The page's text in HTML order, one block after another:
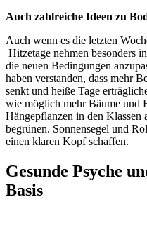
Auch zahlreiche Ideen zu
Auch wenn es die letzten
Hitzetage nehmen besonders
die neuen Bedingungen
haben verstanden, dass mehr
senkt und heiße Tage
wie möglich mehr Bäume und
Hängepflanzen in den Klassen
begrünen. Sonnensegel und
einen klaren Kopf schaffen.
Gesunde Psyche
Basis